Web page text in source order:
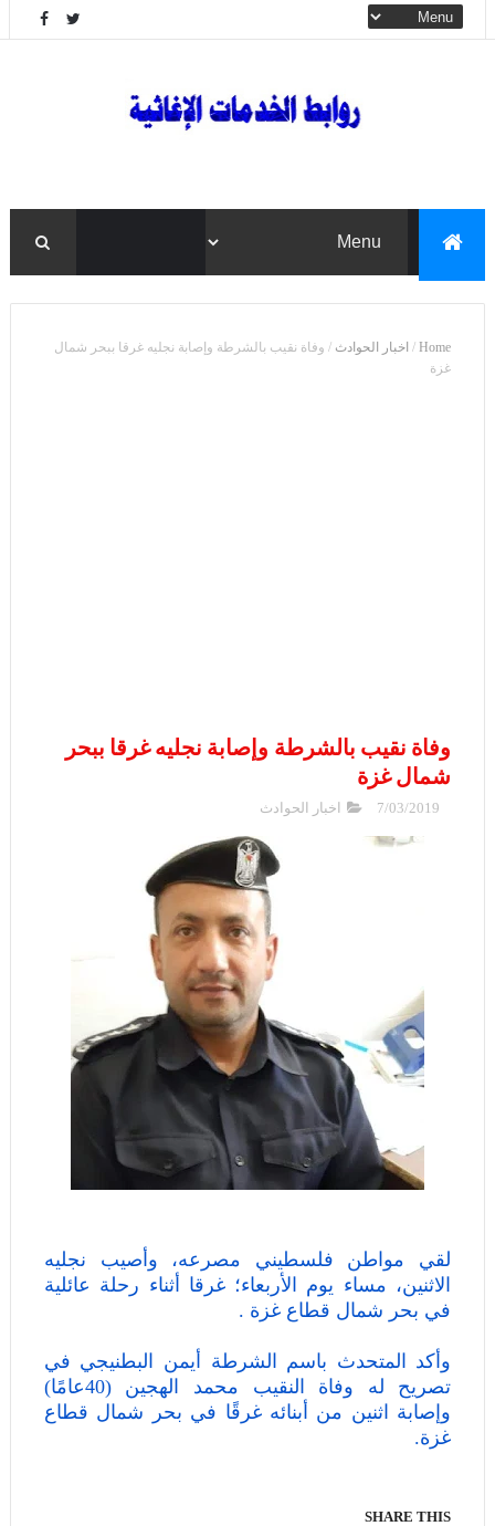
Home
/ اخبار الحوادث / وفاة نقيب بالشرطة وإصابة نجليه غرقا ببحر شمال
غزة
وفاة نقيب بالشرطة وإصابة نجليه غرقا ببحر
شمال غزة
7/03/2019 اخبار الحوادث
لقي مواطن فلسطيني مصرعه، وأصيب نجليه
الاثنين، مساء يوم الأربعاء؛ غرقا أثناء رحلة عائلية
في بحر شمال قطاع غزة .
وأكد المتحدث باسم الشرطة أيمن البطنيجي في
تصريح له وفاة النقيب محمد الهجين (40عامًا)
وإصابة اثنين من أبنائه غرقًا في بحر شمال قطاع
غزة.
SHARE THIS